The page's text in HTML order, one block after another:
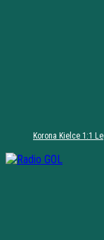
Korona Kielce 1:1